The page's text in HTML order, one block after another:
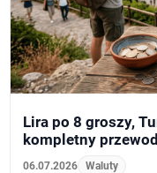
Lira po 8 groszy,
kompletny
06.07.2026 Waluty